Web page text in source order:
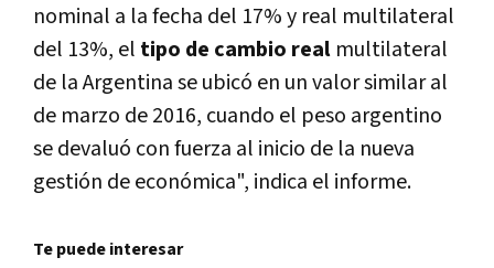
nominal a la fecha del 17% y real multilateral
del 13%, el tipo de cambio real multilateral
de la Argentina se ubicó en un valor similar al
de marzo de 2016, cuando el peso argentino
se devaluó con fuerza al inicio de la nueva
gestión de económica", indica el informe.
Te puede interesar